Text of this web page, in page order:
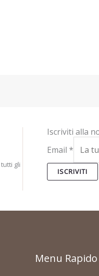
gli
Iscriviti alla
Email *
ISCRIVITI
Menu Rapido